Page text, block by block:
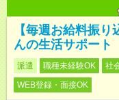
【毎週お給料振
んの生活サポート
派遣 職種未経験OK 社
WEB登録・面接OK